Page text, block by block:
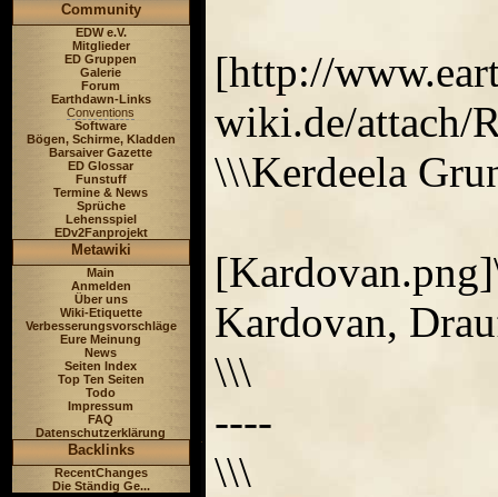
Community
EDW e.V.
Mitglieder
ED Gruppen
Galerie
Forum
Earthdawn-Links
Conventions
Software
Bögen, Schirme, Kladden
Barsaiver Gazette
ED Glossar
Funstuff
Termine & News
Sprüche
Lehensspiel
EDv2Fanprojekt
Metawiki
Main
Anmelden
Über uns
Wiki-Etiquette
Verbesserungsvorschläge
Eure Meinung
News
Seiten Index
Top Ten Seiten
Todo
Impressum
FAQ
Datenschutzerklärung
Backlinks
RecentChanges
Die Ständig Ge...
[http://
wiki.de/attach/
\\\Kerdeela
Kardovan,
\\\
----
\\\